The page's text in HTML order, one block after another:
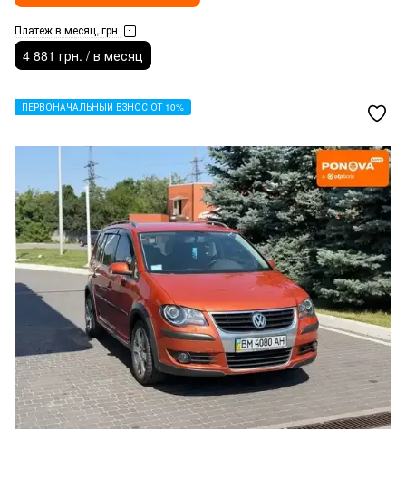
Платеж в месяц, грн
4 881 грн. / в месяц
ПЕРВОНАЧАЛЬНЫЙ ВЗНОС ОТ 10%